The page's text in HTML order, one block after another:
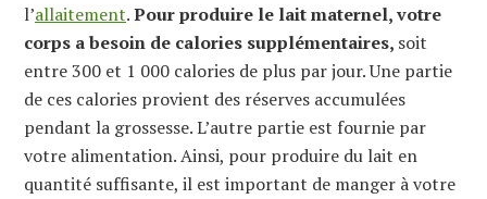
l’allaitement.Pour produire le lait maternel, votre
corps a besoin de calories supplémentaires, soit
entre 300 et 1 000 calories de plus par jour. Une partie
de ces calories provient des réserves accumulées
pendant la grossesse. L’autre partie est fournie par
votre alimentation. Ainsi, pour produire du lait en
quantité suffisante, il est important de manger à votre